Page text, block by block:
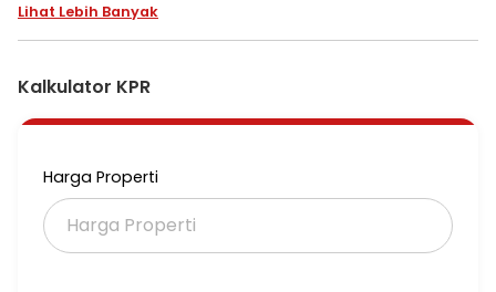
Akses 5 km exit tol Bitung ke lokasi
Harga 2.6jt/m2
087885361585
Lihat Lebih Banyak
Kalkulator KPR
Harga Properti